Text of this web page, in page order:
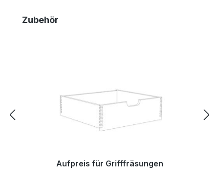
Produktgalerie überspringen
Zubehör
Aufpreis für Grifffräsungen